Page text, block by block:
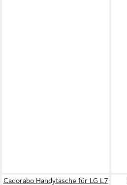
Cadorabo Handytasche für LG L7